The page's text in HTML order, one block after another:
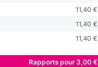
11,40 €
11,40 €
11,40 €
Rapports pour 3,00 €